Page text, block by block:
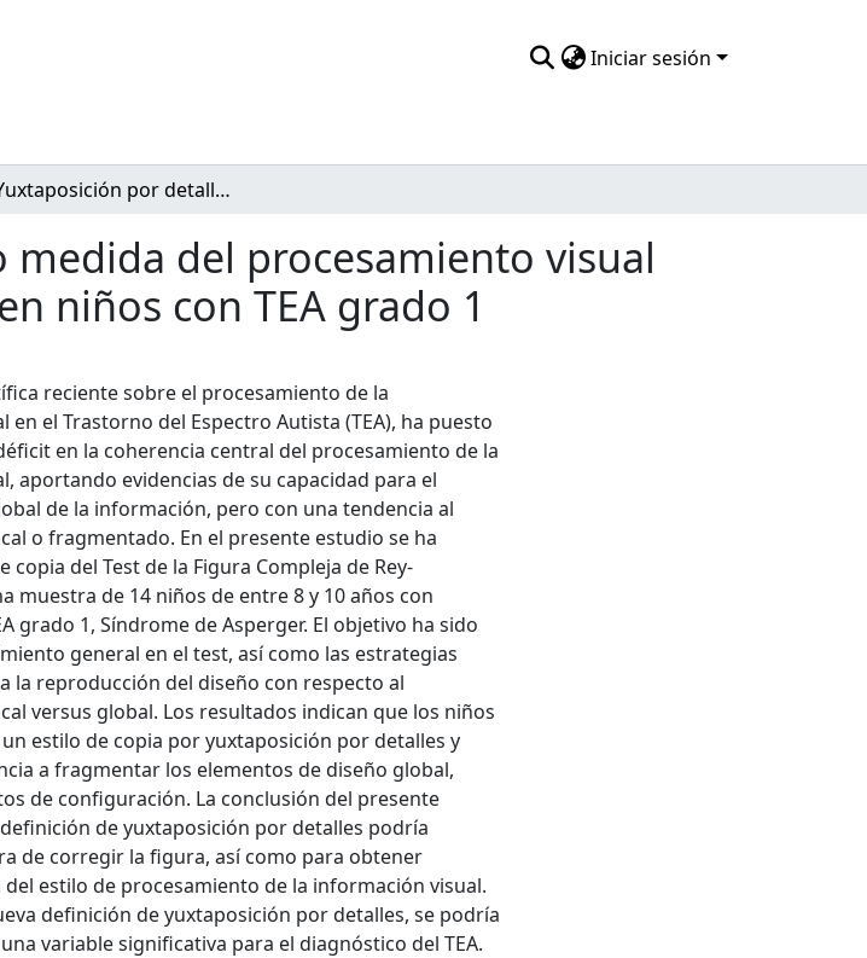
Iniciar sesión
Yuxtaposición por detalles como medida del procesamiento visual fragmentado de la información en niños con TEA grado 1
del procesamiento visual
niños con TEA grado 1
reciente sobre el procesamiento de la
en el Trastorno del Espectro Autista (TEA), ha puesto
en la coherencia central del procesamiento de la
aportando evidencias de su capacidad para el
de la información, pero con una tendencia al
o fragmentado. En el presente estudio se ha
copia del Test de la Figura Compleja de Rey-
muestra de 14 niños de entre 8 y 10 años con
grado 1, Síndrome de Asperger. El objetivo ha sido
general en el test, así como las estrategias
la reproducción del diseño con respecto al
versus global. Los resultados indican que los niños
un estilo de copia por yuxtaposición por detalles y
a fragmentar los elementos de diseño global,
de configuración. La conclusión del presente
de yuxtaposición por detalles podría
de corregir la figura, así como para obtener
del estilo de procesamiento de la información visual.
definición de yuxtaposición por detalles, se podría
variable significativa para el diagnóstico del TEA.